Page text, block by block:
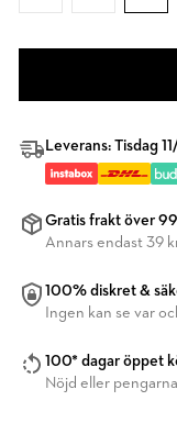
Leverans: Tisdag
Gratis frakt över
Annars endast 39
100% diskret &
Ingen kan se var
100* dagar öppet
Nöjd eller